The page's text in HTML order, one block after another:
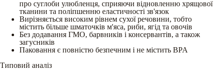
про суглоби улюбленця, сприяючи відновленню хрящової
тканини та поліпшенню еластичності зв'язок
Вирізняється високим рівнем сухої речовини, тобто
містить більше шматочків м'яса, риби, ягід та овочів
Без додавання ГМО, барвників і консервантів, а також
загусників
Паковання є повністю безпечним і не містить BPA
Типовий аналіз